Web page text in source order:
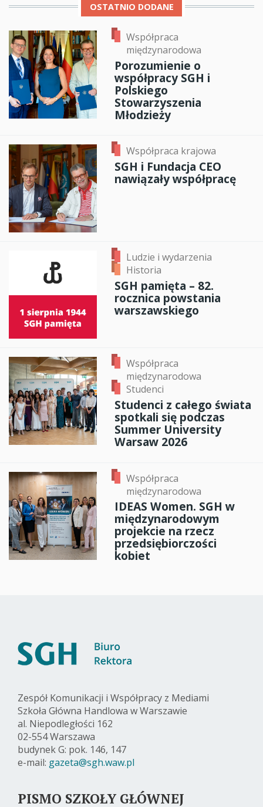
OSTATNIO DODANE
Współpraca
międzynarodowa
Porozumienie o
współpracy SGH i
Polskiego
Stowarzyszenia
Młodzieży
Współpraca krajowa
SGH i Fundacja CEO
nawiązały współpracę
Ludzie i wydarzenia
Historia
SGH pamięta – 82.
rocznica powstania
warszawskiego
Współpraca
międzynarodowa
Studenci
Studenci z całego świata
spotkali się podczas
Summer University
Warsaw 2026
Współpraca
międzynarodowa
IDEAS Women. SGH w
międzynarodowym
projekcie na rzecz
przedsiębiorczości
kobiet
Zespół Komunikacji i Współpracy z Mediami
Szkoła Główna Handlowa w Warszawie
al. Niepodległości 162
02-554 Warszawa
budynek G: pok. 146, 147
e-mail: gazeta@sgh.waw.pl
PISMO SZKOŁY GŁÓWNEJ